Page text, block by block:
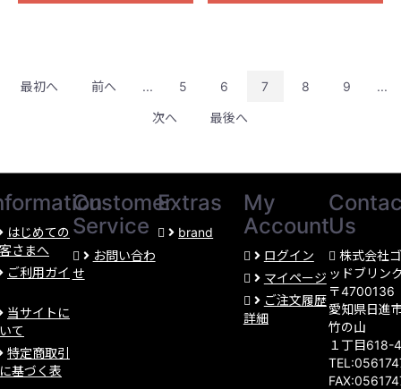
最初へ 前へ ... 5 6 7 8 9 ...
次へ 最後へ
はじめての
さまへ
ご利用ガイ
当サイトに
て
特定商取引
基づく表
Customer
Service
お問い合わ
せ
Extras
brand
My
Account
ログイン
マイページ
ご注文履歴
詳細
Us
株式会社
ッドブリン
〒4700136
愛知県日進
竹の山
１丁目618-